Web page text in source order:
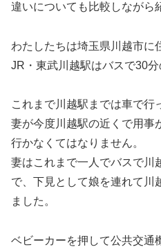
違いについても比較しながら
わたしたちは埼玉県川越市に
JR・東武川越駅はバスで30分
これまで川越駅までは車で行
妻が今度川越駅の近くで用事
行かなくてはなりません。
妻はこれまで一人でバスで川
で、下見として娘を連れて川
ました。
ベビーカーを押して公共交通